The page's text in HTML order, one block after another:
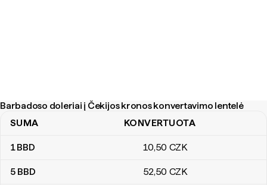
Barbadoso doleriai į Čekijos kronos konvertavimo lentelė
Barbadoso doleriai į Čekijos kronos konvertavimo lentelė
SUMA KONVERTUOTA
1BBD 10,50 CZK
5 BBD 52,50 CZK